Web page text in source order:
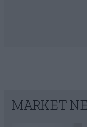
MARKET